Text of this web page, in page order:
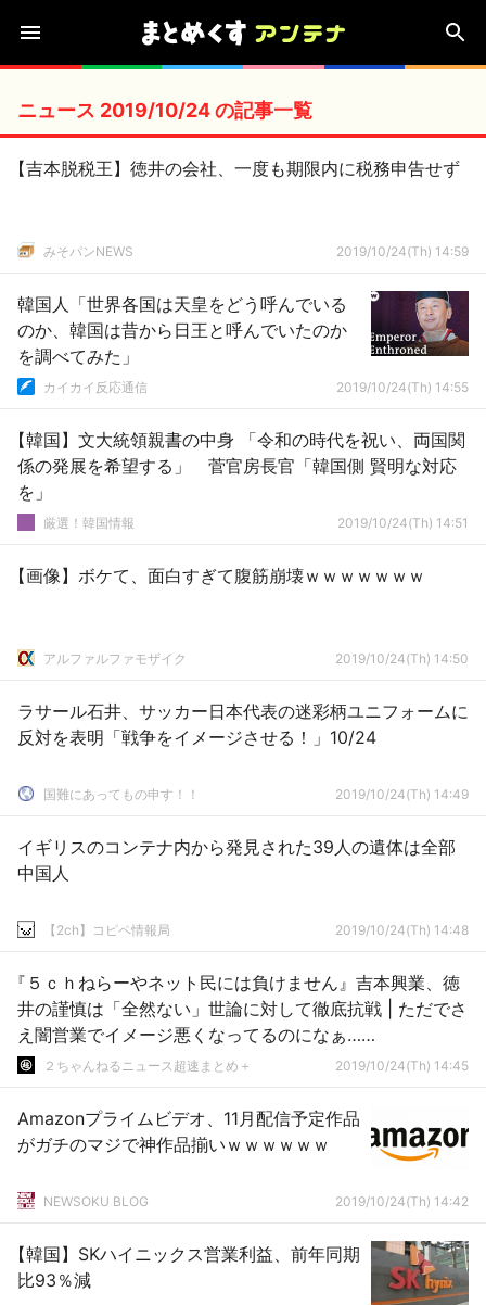
ニュース 2019/10/24 の記事一覧
【吉本脱税王】徳井の会社、一度も期限内に税務申告せず
みそパンNEWS 2019/10/24(Th) 14:59
韓国人「世界各国は天皇をどう呼んでいる
のか、韓国は昔から日王と呼んでいたのか
を調べてみた」
カイカイ反応通信 2019/10/24(Th) 14:55
【韓国】文大統領親書の中身 「令和の時代を祝い、両国関
係の発展を希望する」 菅官房長官「韓国側 賢明な対応
を」
厳選！韓国情報 2019/10/24(Th) 14:51
【画像】ボケて、面白すぎて腹筋崩壊ｗｗｗｗｗｗｗ
アルファルファモザイク 2019/10/24(Th) 14:50
ラサール石井、サッカー日本代表の迷彩柄ユニフォームに
反対を表明「戦争をイメージさせる！」10/24
国難にあってもの申す！！ 2019/10/24(Th) 14:49
イギリスのコンテナ内から発見された39人の遺体は全部
中国人
【2ch】コピペ情報局 2019/10/24(Th) 14:48
『５ｃｈねらーやネット民には負けません』吉本興業、徳
井の謹慎は「全然ない」世論に対して徹底抗戦 | ただでさ
え闇営業でイメージ悪くなってるのになぁ……
２ちゃんねるニュース超速まとめ＋ 2019/10/24(Th) 14:45
Amazonプライムビデオ、11月配信予定作品
がガチのマジで神作品揃いｗｗｗｗｗｗ
NEWSOKU BLOG 2019/10/24(Th) 14:42
【韓国】SKハイニックス営業利益、前年同期
比93％減